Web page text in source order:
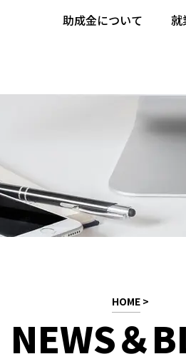
助成金について 就
HOME>
NEWS＆